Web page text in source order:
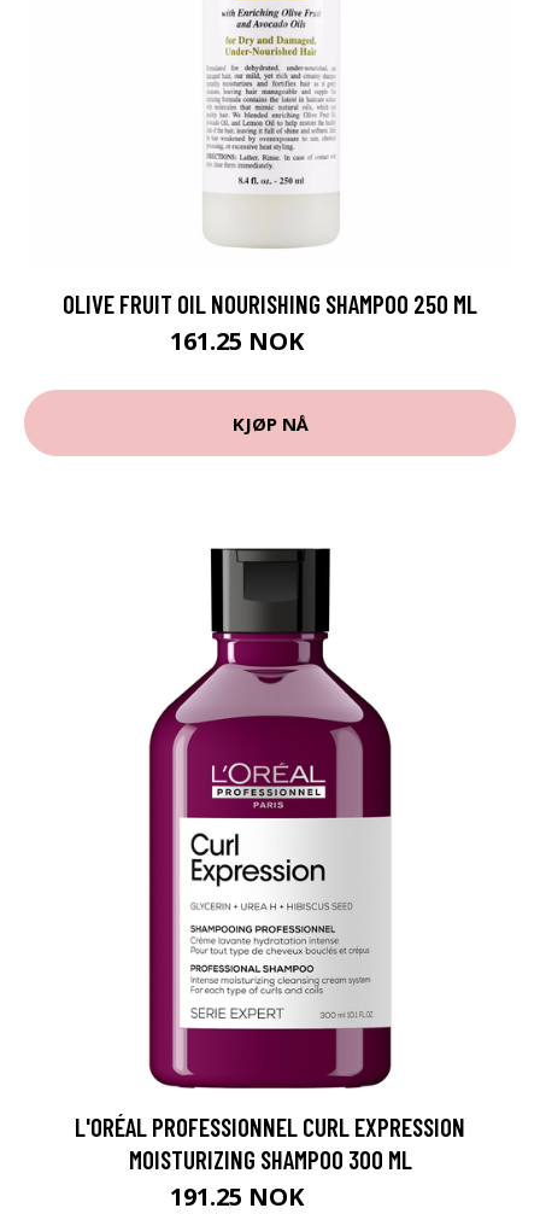
OLIVE FRUIT OIL NOURISHING SHAMPOO 250 ML
161.25 NOK
KJØP NÅ
L'ORÉAL PROFESSIONNEL CURL EXPRESSION
MOISTURIZING SHAMPOO 300 ML
191.25 NOK